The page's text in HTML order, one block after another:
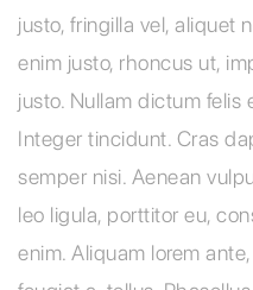
justo, fringilla vel, aliquet
enim justo, rhoncus ut,
justo. Nullam dictum felis
Integer tincidunt. Cras
semper nisi. Aenean
leo ligula, porttitor eu,
enim. Aliquam lorem